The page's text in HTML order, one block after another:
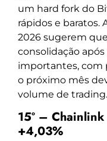
um hard fork do
rápidos e baratos.
2026 sugerem
consolidação
importantes, com
o próximo mês
volume de trading.
15º –
+4,03%